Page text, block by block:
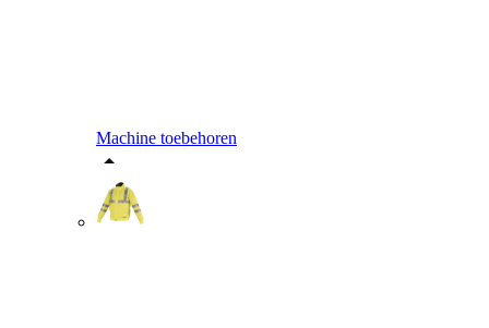
Machine toebehoren